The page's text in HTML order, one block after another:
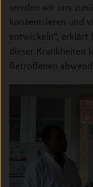
werden wir uns
konzentrieren und
entwickeln“, erklärt
dieser Krankheiten
Betroffenen